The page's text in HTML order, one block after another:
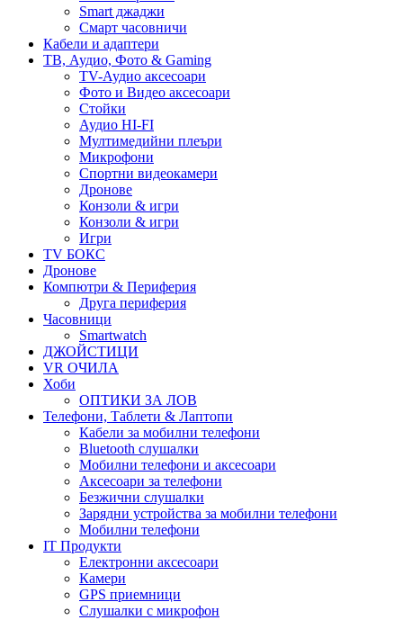
Smart джаджи
Смарт часовничи
Кабели и адаптери
ТВ, Аудио, Фото & Gaming
TV-Аудио аксесоари
Фото и Видео аксесоари
Стойки
Аудио HI-FI
Мултимедийни плеъри
Микрофони
Спортни видеокамери
Дронове
Конзоли & игри
Конзоли & игри
Игри
TV БОКС
Дронове
Компютри & Периферия
Друга периферия
Часовници
Smartwatch
ДЖОЙСТИЦИ
VR ОЧИЛА
Хоби
ОПТИКИ ЗА ЛОВ
Телефони, Таблети & Лаптопи
Кабели за мобилни телефони
Bluetooth слушалки
Мобилни телефони и аксесоари
Аксесоари за телефони
Безжични слушалки
Зарядни устройства за мобилни телефони
Мобилни телефони
IT Продукти
Електронни аксесоари
Камери
GPS приемници
Слушалки с микрофон